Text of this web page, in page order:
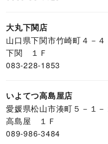
大丸下関店
山口県下関市竹崎町４－
下関 １Ｆ
083-228-1853
いよてつ高島屋店
愛媛県松山市湊町５－１
高島屋 １Ｆ
089-986-3484